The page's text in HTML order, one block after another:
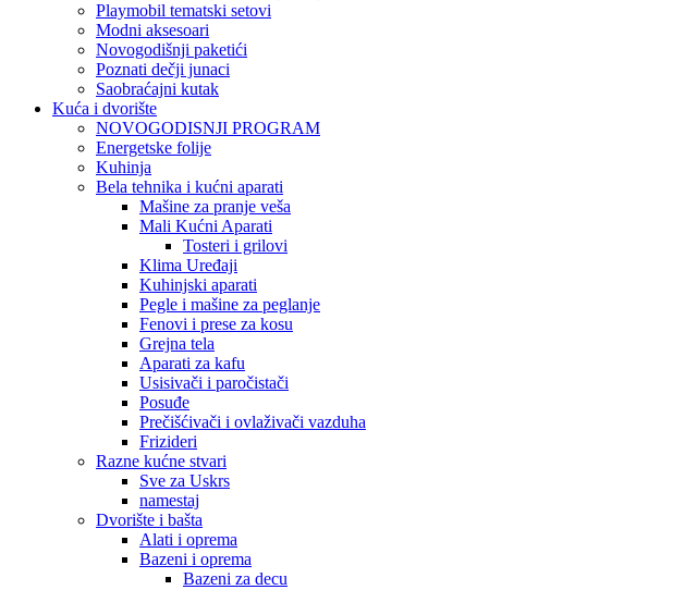
Playmobil tematski setovi
Modni aksesoari
Novogodišnji paketići
Poznati dečji junaci
Saobraćajni kutak
Kuća i dvorište
NOVOGODISNJI PROGRAM
Energetske folije
Kuhinja
Bela tehnika i kućni aparati
Mašine za pranje veša
Mali Kućni Aparati
Tosteri i grilovi
Klima Uređaji
Kuhinjski aparati
Pegle i mašine za peglanje
Fenovi i prese za kosu
Grejna tela
Aparati za kafu
Usisivači i paročistači
Posuđe
Prečišćivači i ovlaživači vazduha
Frizideri
Razne kućne stvari
Sve za Uskrs
namestaj
Dvorište i bašta
Alati i oprema
Bazeni i oprema
Bazeni za decu